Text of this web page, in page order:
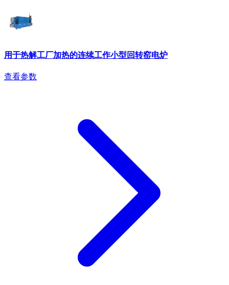
用于热解工厂加热的连续工作小型回转窑电炉
查看参数